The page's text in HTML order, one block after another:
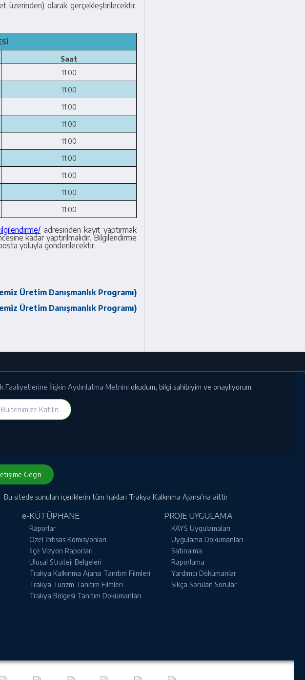
üzerinden) olarak gerçekleştirilecektir.
Saat
11:00
11:00
11:00
11:00
11:00
11:00
11:00
11:00
11:00
adresinden kayıt yaptırmak
kadar yaptırılmalıdır. Bilgilendirme
yoluyla gönderilecektir.
Üretim Danışmanlık Programı)
Üretim Danışmanlık Programı)
Faaliyetlerine İlişkin Aydınlatma Metnini okudum, bilgi sahibiyim ve onaylıyorum.
Katılın
Geçin
Bu sitede sunulan içeriklerin tüm hakları Trakya Kalkınma Ajansı’na aittir
e-KÜTÜPHANE
Raporlar
Özel İhtisas Komisyonları
İlçe Vizyon Raporları
Ulusal Strateji Belgeleri
Trakya Kalkınma Ajansı Tanıtım Filmleri
Trakya Turizm Tanıtım Filmleri
Trakya Bölgesi Tanıtım Dokümanları
PROJE UYGULAMA
KAYS Uygulamaları
Uygulama Dokümanları
Satınalma
Raporlama
Yardımcı Dökümanlar
Sıkça Sorulan Sorular